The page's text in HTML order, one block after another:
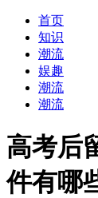
首页
知识
潮流
娱趣
潮流
潮流
高考后
件有哪